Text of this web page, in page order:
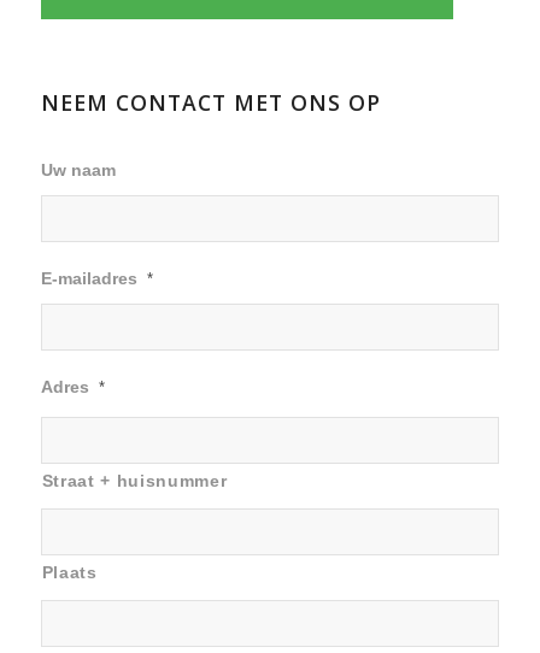
NEEM CONTACT MET ONS OP
Uw naam
E-mailadres *
Adres *
Straat + huisnummer
Plaats